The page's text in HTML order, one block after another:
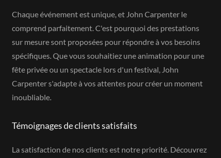
Chaque événement est unique, et John Carpenter le
comprend parfaitement. C'est pourquoi des prestations
sur mesure sont proposées pour répondre à vos besoins
spécifiques. Que vous souhaitiez une animation pour une
fête privée ou un spectacle lors d'un festival, John
Carpenter s'adapte à vos attentes pour créer un moment
inoubliable.
Témoignages de clients satisfaits
La satisfaction de nos clients est notre priorité. Découvrez